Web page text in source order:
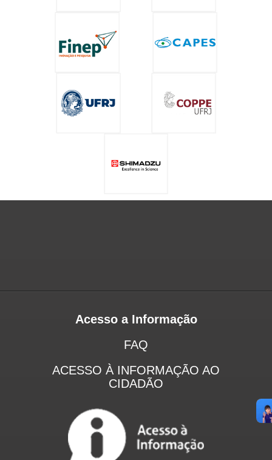
Acesso a Informação
FAQ
ACESSO À INFORMAÇÃO AO
CIDADÃO